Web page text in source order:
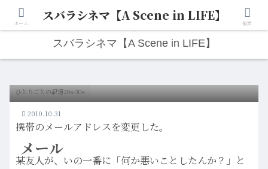
人生は“ひとりごと”から始まる。映画と写真と日々のこと。
スバラシネマ【A Scene in LIFE】
メール
ひとりごとの記憶20s-30s
2010.10.31
携帯のメールアドレスを変更した。
某友人が、いの一番に「何か悪いことしたんか？」と
ホーム スバラシネマ【A Scene in LIFE】 検索